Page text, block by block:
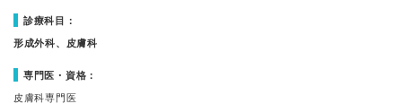
診療科目：
形成外科、皮膚科
専門医・資格：
皮膚科専門医